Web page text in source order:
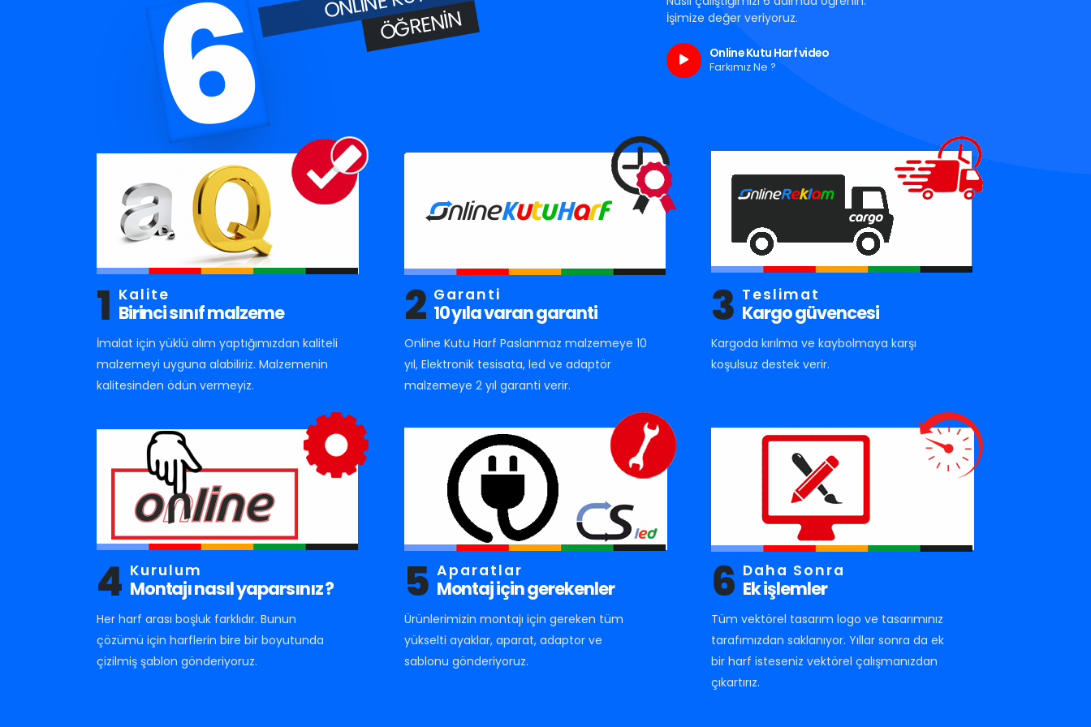
6 ÖĞRENIN
İşimize değer veriyoruz.
Online Kutu Harf video
Farkımız Ne ?
1 Kalite
Birinci sınıf malzeme
İmalat için yüklü alım yaptığımızdan kaliteli
malzemeyi uyguna alabiliriz. Malzemenin
kalitesinden ödün vermeyiz.
2 Garanti
10 yıla varan garanti
Online Kutu Harf Paslanmaz malzemeye 10
yıl, Elektronik tesisata, led ve adaptör
malzemeye 2 yıl garanti verir.
3 Teslimat
Kargo güvencesi
Kargoda kırılma ve kaybolmaya karşı
koşulsuz destek verir.
4 Kurulum
Montajı nasıl yaparsınız ?
Her harf arası boşluk farklıdır. Bunun
çözümü için harflerin bire bir boyutunda
çizilmiş şablon gönderiyoruz.
5 Aparatlar
Montaj için gerekenler
Ürünlerimizin montajı için gereken tüm
yükselti ayaklar, aparat, adaptor ve
sablonu gönderiyoruz.
6 Daha Sonra
Ek işlemler
Tüm vektörel tasarım logo ve tasarımınız
tarafımızdan saklanıyor. Yıllar sonra da ek
bir harf isteseniz vektörel çalışmanızdan
çıkartırız.